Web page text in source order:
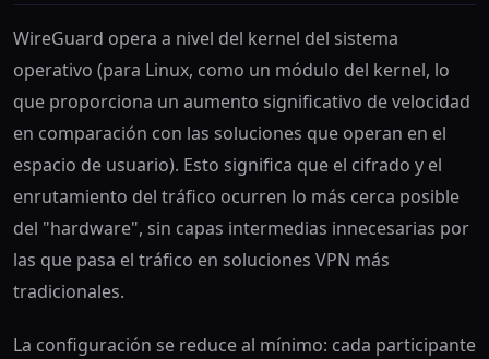
WireGuard opera a nivel del kernel del sistema
operativo (para Linux, como un módulo del kernel, lo
que proporciona un aumento significativo de velocidad
en comparación con las soluciones que operan en el
espacio de usuario). Esto significa que el cifrado y el
enrutamiento del tráfico ocurren lo más cerca posible
del "hardware", sin capas intermedias innecesarias por
las que pasa el tráfico en soluciones VPN más
tradicionales.
La configuración se reduce al mínimo: cada participante